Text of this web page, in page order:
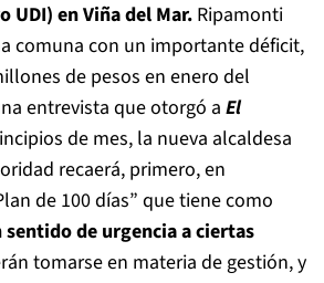
UDI) en Viña del Mar. Ripamonti
comuna con un importante déficit,
de pesos en enero del
entrevista que otorgó a El
de mes, la nueva alcaldesa
recaerá, primero, en
de 100 días” que tiene como
sentido de urgencia a ciertas
tomarse en materia de gestión, y